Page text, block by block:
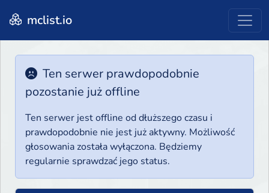
mclist.io
Ten serwer prawdopodobnie
pozostanie już offline
Ten serwer jest offline od dłuższego czasu i
prawdopodobnie nie jest już aktywny. Możliwość
głosowania została wyłączona. Będziemy
regularnie sprawdzać jego status.